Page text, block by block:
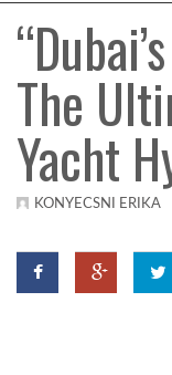
TROPICALMAGAZIN
GLOBOTV
AFRIKA TUDÁSTÁR
The
Yacht
KONYECSNI ERIKA